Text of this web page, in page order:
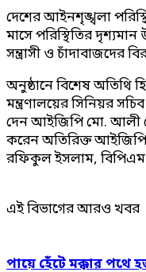
দেশের আইনশৃঙ্খলা
মাসে পরিস্থিতির দৃশ্যমান
সন্ত্রাসী ও চাঁদাবাজদের
অনুষ্ঠানে বিশেষ অতিথি
মন্ত্রণালয়ের সিনিয়র
দেন আইজিপি মো. আলী
করেন অতিরিক্ত আইজিপি
রফিকুল ইসলাম,
এই বিভাগের আরও খবর
পায়ে হেঁটে মক্কার